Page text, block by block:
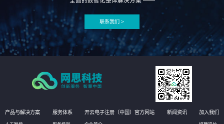
联系我们 >
产品与解决方案 服务体系 开云电子注册（中国）官方网站 新闻资讯 加入我们